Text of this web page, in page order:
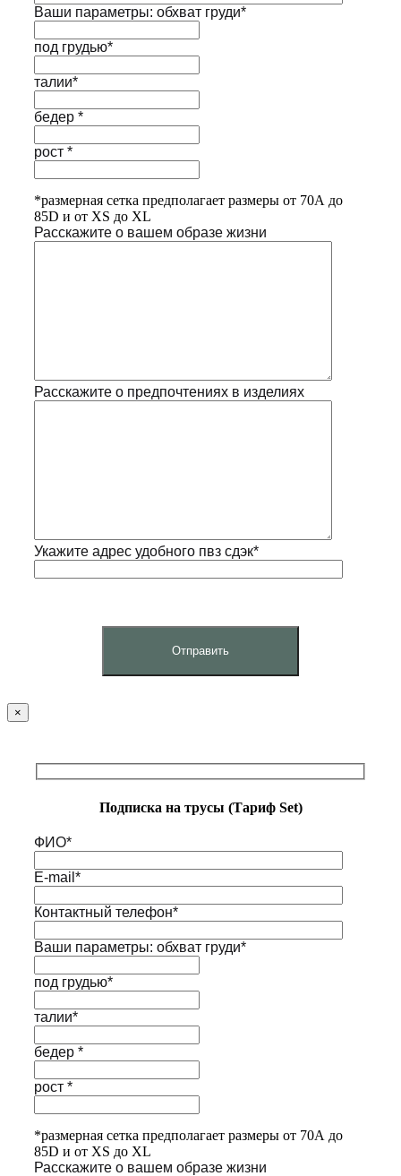
Ваши параметры: обхват груди*
под грудью*
талии*
бедер *
рост *
*размерная сетка предполагает размеры от 70А до
85D и от XS до XL
Расскажите о вашем образе жизни
Расскажите о предпочтениях в изделиях
Укажите адрес удобного пвз сдэк*
×
Подписка на трусы (Тариф Set)
ФИО*
E-mail*
Контактный телефон*
Ваши параметры: обхват груди*
под грудью*
талии*
бедер *
рост *
*размерная сетка предполагает размеры от 70А до
85D и от XS до XL
Расскажите о вашем образе жизни